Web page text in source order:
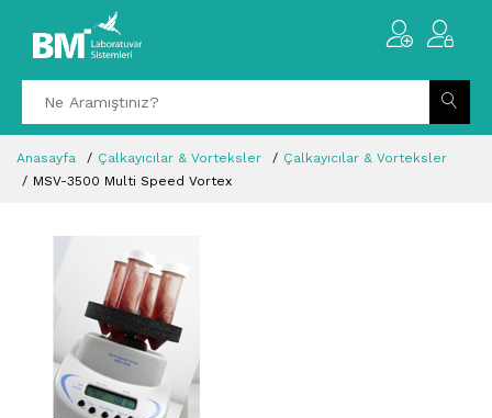
Anasayfa Çalkayıcılar & Vorteksler
Çalkayıcılar & Vorteksler
MSV-3500 Multi Speed Vortex